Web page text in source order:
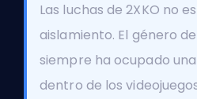
Las luchas de 2XKO no
aislamiento. El género
siempre ha ocupado
dentro de los